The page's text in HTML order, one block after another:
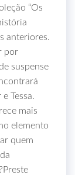
“Os
anteriores.
por
suspense
Tessa.
mais
elemento
quem